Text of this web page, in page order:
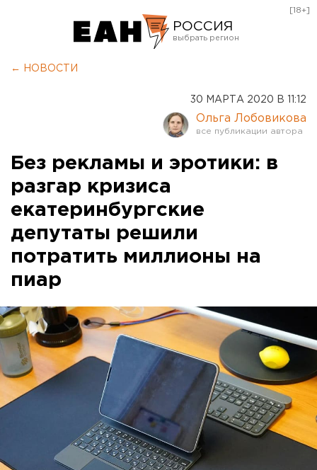
РОССИЯ
Курган
Оренбург
[18+]
← НОВОСТИ
30 МАРТА 2020 В 11:12
Ольга Лобовикова
Без рекламы и эротики: в
разгар кризиса
екатеринбургские
депутаты решили
потратить миллионы на
пиар